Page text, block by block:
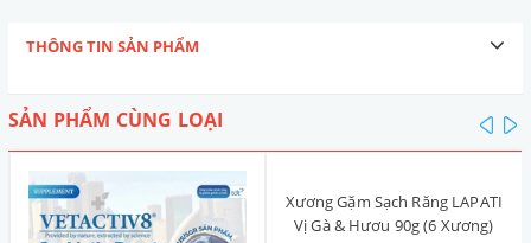
THÔNG TIN SẢN PHẨM
SẢN PHẨM CÙNG LOẠI
Xương Gặm Sạch Răng LAPATI
Vị Gà & Hươu 90g (6 Xương)